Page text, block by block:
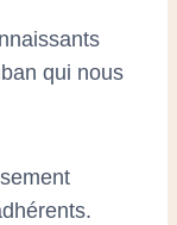
qui nous